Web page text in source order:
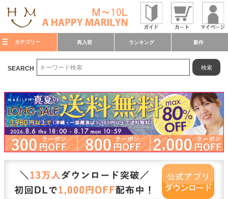
カテゴリー 再入荷 ランキング 新作
SEARCH 検索